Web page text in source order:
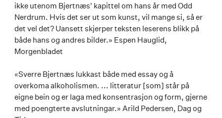
ikke utenom Bjertnæs' kapittel om hans år med Odd
Nerdrum. Hvis det ser ut som kunst, vil mange si, så er
det vel det? Uansett skjerper teksten leserens blikk på
både hans og andres bilder.» Espen Hauglid,
Morgenbladet
«Sverre Bjertnæs lukkast både med essay og å
overkoma alkoholismen. ... litteratur [som] står på
eigne bein og er laga med konsentrasjon og form, gjerne
med poengterte avslutningar.» Arild Pedersen, Dag og